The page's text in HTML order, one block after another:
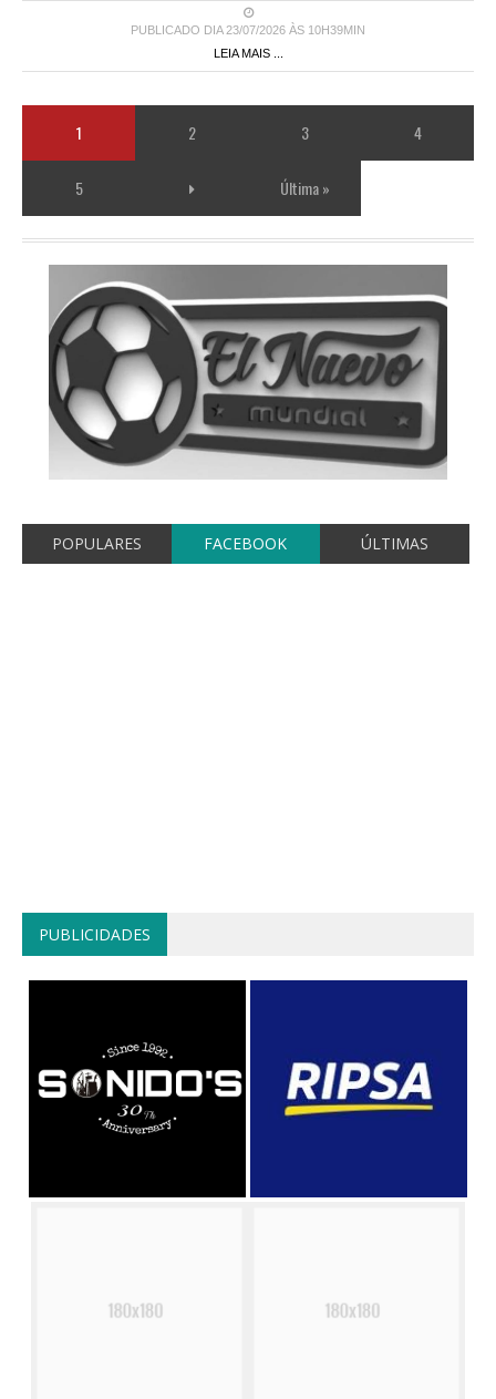
PUBLICADO DIA 23/07/2026 ÀS 10H39MIN
LEIA MAIS ...
1 2 3 4
5 Última »
POPULARES FACEBOOK ÚLTIMAS
PUBLICIDADES